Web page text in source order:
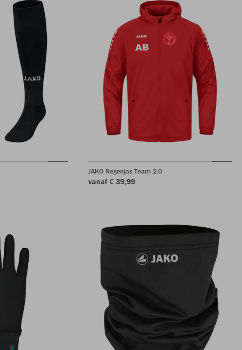
JAKO Regenjas Team 2.0
vanaf € 39,99